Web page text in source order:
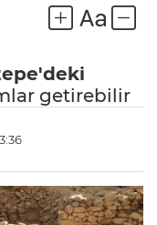
getirebilir